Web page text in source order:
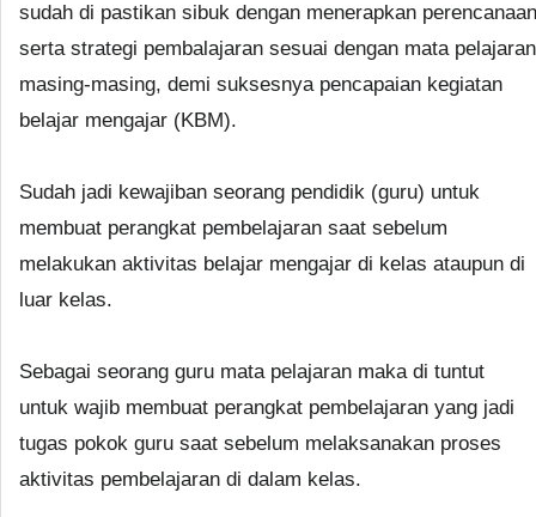
sudah di pastikan sibuk dengan menerapkan perencanaan
serta strategi pembalajaran sesuai dengan mata pelajaran
masing-masing, demi suksesnya pencapaian kegiatan
belajar mengajar (KBM).
Sudah jadi kewajiban seorang pendidik (guru) untuk
membuat perangkat pembelajaran saat sebelum
melakukan aktivitas belajar mengajar di kelas ataupun di
luar kelas.
Sebagai seorang guru mata pelajaran maka di tuntut
untuk wajib membuat perangkat pembelajaran yang jadi
tugas pokok guru saat sebelum melaksanakan proses
aktivitas pembelajaran di dalam kelas.